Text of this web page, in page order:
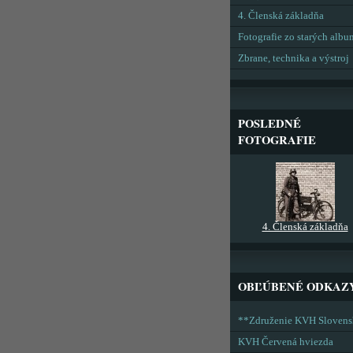
4. Členská základňa
Fotografie zo starých
Zbrane, technika a výstroj
POSLEDNÉ
FOTOGRAFIE
4. Členská základňa
OBĽÚBENÉ
**Združenie KVH
KVH Červená hviezda